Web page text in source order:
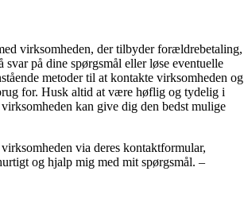
virksomheden, der tilbyder forældrebetaling,
svar på dine spørgsmål eller løse eventuelle
metoder til at kontakte virksomheden og
for. Husk altid at være høflig og tydelig i
kan give dig den bedst mulige
via deres kontaktformular,
og hjalp mig med mit spørgsmål. –